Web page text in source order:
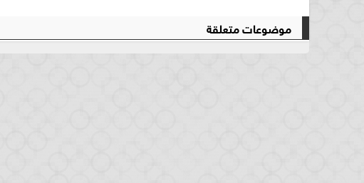
موضوعات متعلقة